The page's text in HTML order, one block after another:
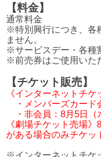
【料金】
通常料金
※特別興行につき、各
ません。
※サービスデー・各種
※前売券はご使用いた
【チケット販売】
《インターネットチケ
・メンバーズカード
・非会員：8月5日（
《劇場チケット売場
がある場合のみチケッ